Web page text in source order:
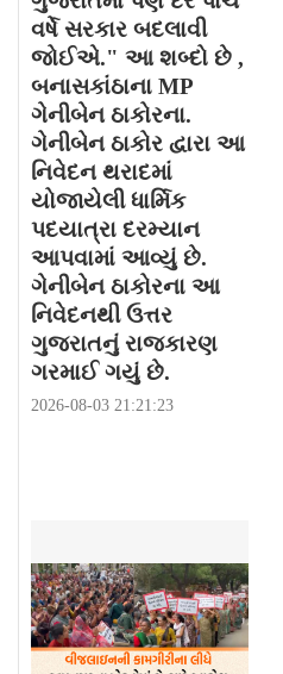
વર્ષે સરકાર બદલાવી
જોઈએ." આ શબ્દો છે ,
બનાસકાંઠાના MP
ગેનીબેન ઠાકોરના.
ગેનીબેન ઠાકોર દ્વારા આ
નિવેદન થરાદમાં
યોજાયેલી ધાર્મિક
પદયાત્રા દરમ્યાન
આપવામાં આવ્યું છે.
ગેનીબેન ઠાકોરના આ
નિવેદનથી ઉત્તર
ગુજરાતનું રાજકારણ
ગરમાઈ ગયું છે.
2026-08-03 21:21:23